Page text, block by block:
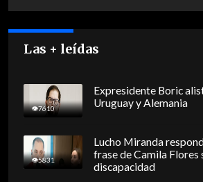
Las + leídas
7610
Expresidente Boric
Uruguay y Alemania
5831
Lucho Miranda
frase de Camila Flores
discapacidad